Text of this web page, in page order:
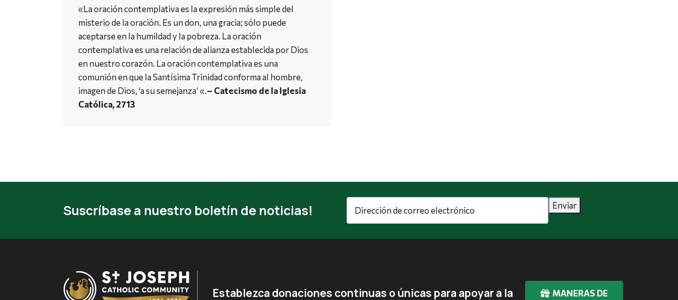
«La oración contemplativa es la expresión más simple del
misterio de la oración. Es un don, una gracia; sólo puede
aceptarse en la humildad y la pobreza. La oración
contemplativa es una relación de alianza establecida por Dios
en nuestro corazón. La oración contemplativa es una
comunión en que la Santísima Trinidad conforma al hombre,
imagen de Dios, ‘a su semejanza’ «.– Catecismo de la Iglesia
Católica, 2713
Suscríbase a nuestro boletín de noticias!
de
correo
Enviar
Establezca donaciones continuas o únicas para apoyar a la
MANERAS DE